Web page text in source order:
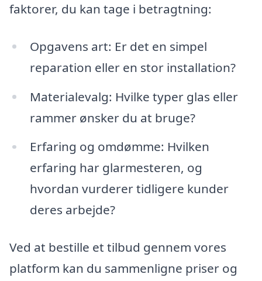
faktorer, du kan tage i betragtning:
Opgavens art: Er det en simpel
reparation eller en stor installation?
Materialevalg: Hvilke typer glas eller
rammer ønsker du at bruge?
Erfaring og omdømme: Hvilken
erfaring har glarmesteren, og
hvordan vurderer tidligere kunder
deres arbejde?
Ved at bestille et tilbud gennem vores
platform kan du sammenligne priser og